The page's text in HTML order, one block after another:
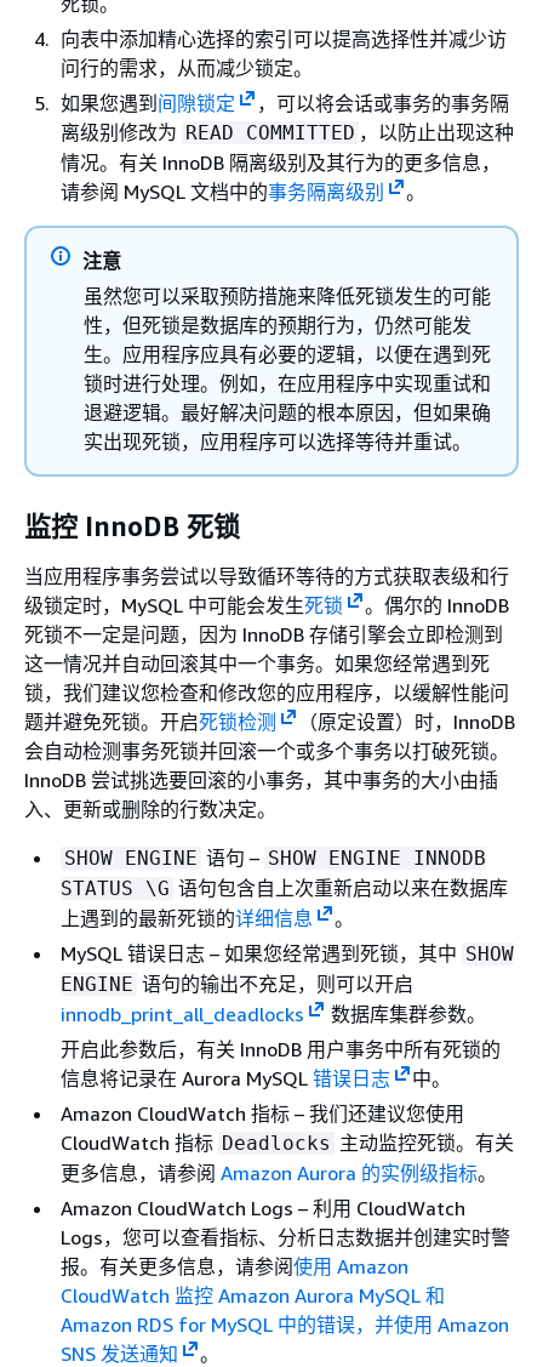
向表中添加精心选择的索引可以提高选择性并减少访
问行的需求，从而减少锁定。
如果您遇到 间隙锁定
，可以将会话或事务的事务隔
离级别修改为 READ COMMITTED ，以防止出现这种
情况。有关 InnoDB 隔离级别及其行为的更多信息，
请参阅 MySQL 文档中的事务隔离级别 。
注意
虽然您可以采取预防措施来降低死锁发生的可能
性，但死锁是数据库的预期行为，仍然可能发
生。应用程序应具有必要的逻辑，以便在遇到死
锁时进行处理。例如，在应用程序中实现重试和
退避逻辑。最好解决问题的根本原因，但如果确
实出现死锁，应用程序可以选择等待并重试。
监控 InnoDB 死锁
当应用程序事务尝试以导致循环等待的方式获取表级和行
级锁定时，MySQL 中可能会发生死锁
。偶尔的 InnoDB
死锁不一定是问题，因为 InnoDB 存储引擎会立即检测到
这一情况并自动回滚其中一个事务。如果您经常遇到死
锁，我们建议您检查和修改您的应用程序，以缓解性能问
题并避免死锁。开启死锁检测
（原定设置）时，InnoDB
会自动检测事务死锁并回滚一个或多个事务以打破死锁。
InnoDB 尝试挑选要回滚的小事务，其中事务的大小由插
入、更新或删除的行数决定。
SHOW ENGINE 语句 – SHOW ENGINE INNODB
STATUS \G 语句包含自上次重新启动以来在数据库
上遇到的最新死锁的详细信息
。
MySQL 错误日志 – 如果您经常遇到死锁，其中 SHOW
ENGINE 语句的输出不充足，则可以开启
innodb_print_all_deadlocks
数据库集群参数。
开启此参数后，有关 InnoDB 用户事务中所有死锁的
信息将记录在 Aurora MySQL 错误日志
中。
Amazon CloudWatch 指标 – 我们还建议您使用
CloudWatch 指标 Deadlocks 主动监控死锁。有关
更多信息，请参阅 Amazon Aurora 的实例级指标。
Amazon CloudWatch Logs – 利用 CloudWatch
Logs，您可以查看指标、分析日志数据并创建实时警
报。有关更多信息，请参阅使用 Amazon
CloudWatch 监控 Amazon Aurora MySQL 和
Amazon RDS for MySQL 中的错误，并使用 Amazon
SNS 发送通知
。